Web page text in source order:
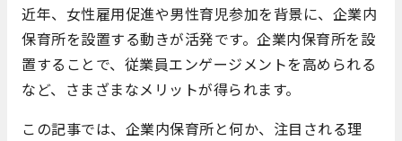
近年、女性雇用促進や男性育児参加を背景に、企業内
保育所を設置する動きが活発です。企業内保育所を設
置することで、従業員エンゲージメントを高められる
など、さまざまなメリットが得られます。
この記事では、企業内保育所と何か、注目される理